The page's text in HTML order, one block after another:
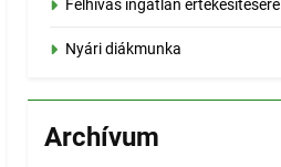
Felhívás ingatlan értékesítésére
Nyári diákmunka
Archívum